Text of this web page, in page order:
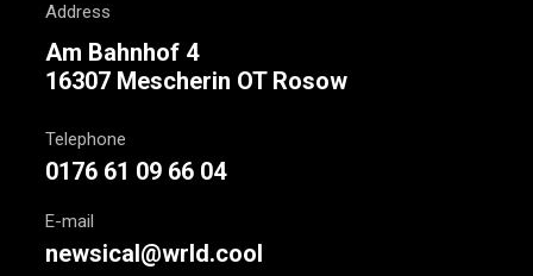
Address
Am Bahnhof 4
16307 Mescherin OT Rosow
Telephone
0176 61 09 66 04
E-mail
newsical@wrld.cool